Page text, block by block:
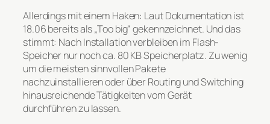
Allerdings mit einem Haken: Laut Dokumentation ist
18.06 bereits als „Too big“ gekennzeichnet. Und das
stimmt: Nach Installation verbleiben im Flash-
Speicher nur noch ca. 80 KB Speicherplatz. Zu wenig
um die meisten sinnvollen Pakete
nachzuinstallieren oder über Routing und Switching
hinausreichende Tätigkeiten vom Gerät
durchführen zu lassen.